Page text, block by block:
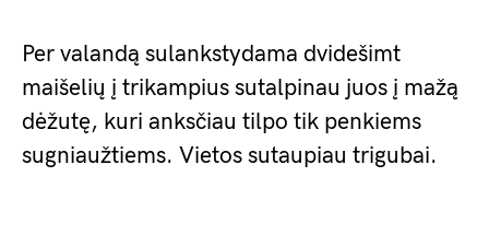
Per valandą sulankstydama dvidešimt
maišelių į trikampius sutalpinau juos į mažą
dėžutę, kuri anksčiau tilpo tik penkiems
sugniaužtiems. Vietos sutaupiau trigubai.